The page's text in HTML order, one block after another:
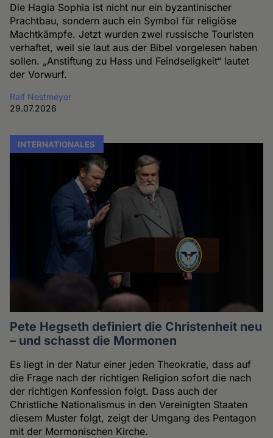
Die Hagia Sophia ist nicht nur ein byzantinischer
Prachtbau, sondern auch ein Symbol für religiöse
Machtkämpfe. Jetzt wurden zwei russische Touristen
verhaftet, weil sie laut aus der Bibel vorgelesen haben
sollen. „Anstiftung zu Hass und Feindseligkeit“ lautet
der Vorwurf.
Ralf Nestmeyer
29.07.2026
INTERNATIONALES
Pete Hegseth definiert die Christenheit neu
– und schasst die Mormonen
Es liegt in der Natur einer jeden Theokratie, dass auf
die Frage nach der richtigen Religion sofort die nach
der richtigen Konfession folgt. Dass auch der
Christliche Nationalismus in den Vereinigten Staaten
diesem Muster folgt, zeigt der Umgang des Pentagon
mit der Mormonischen Kirche.